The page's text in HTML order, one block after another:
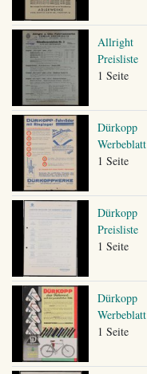
Allright
Preisliste
1 Seite
Dürkopp
Werbeblatt
1 Seite
Dürkopp
Preisliste
1 Seite
Dürkopp
Werbeblatt
1 Seite